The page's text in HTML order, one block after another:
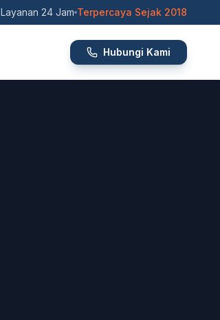
Layanan 24 Jam Terpercaya Sejak 2018
Hubungi Kami